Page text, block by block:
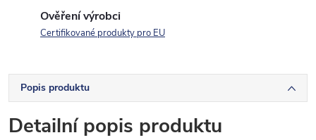
Ověření výrobci
Certifikované produkty pro EU
Popis produktu
Detailní popis produktu